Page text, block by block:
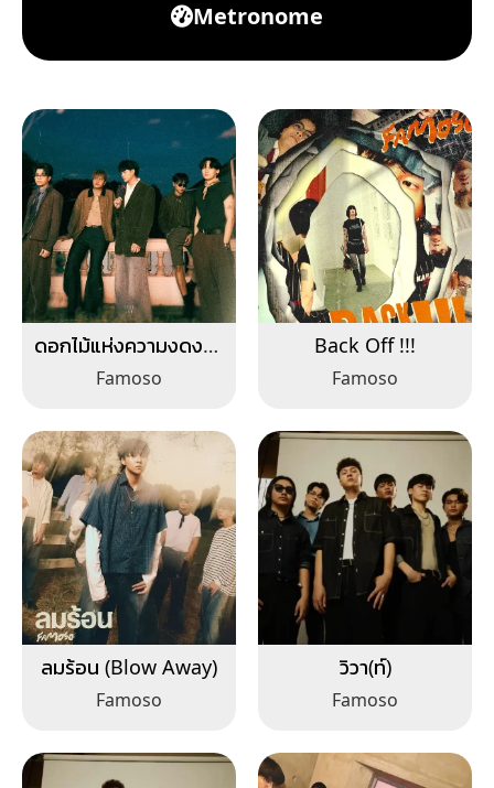
Metronome
ดอกไม้แห่งความงดงาม
(Blossom)
Famoso
Back Off !!!
Famoso
ลมร้อน (Blow Away)
Famoso
วิวา(ท์)
Famoso